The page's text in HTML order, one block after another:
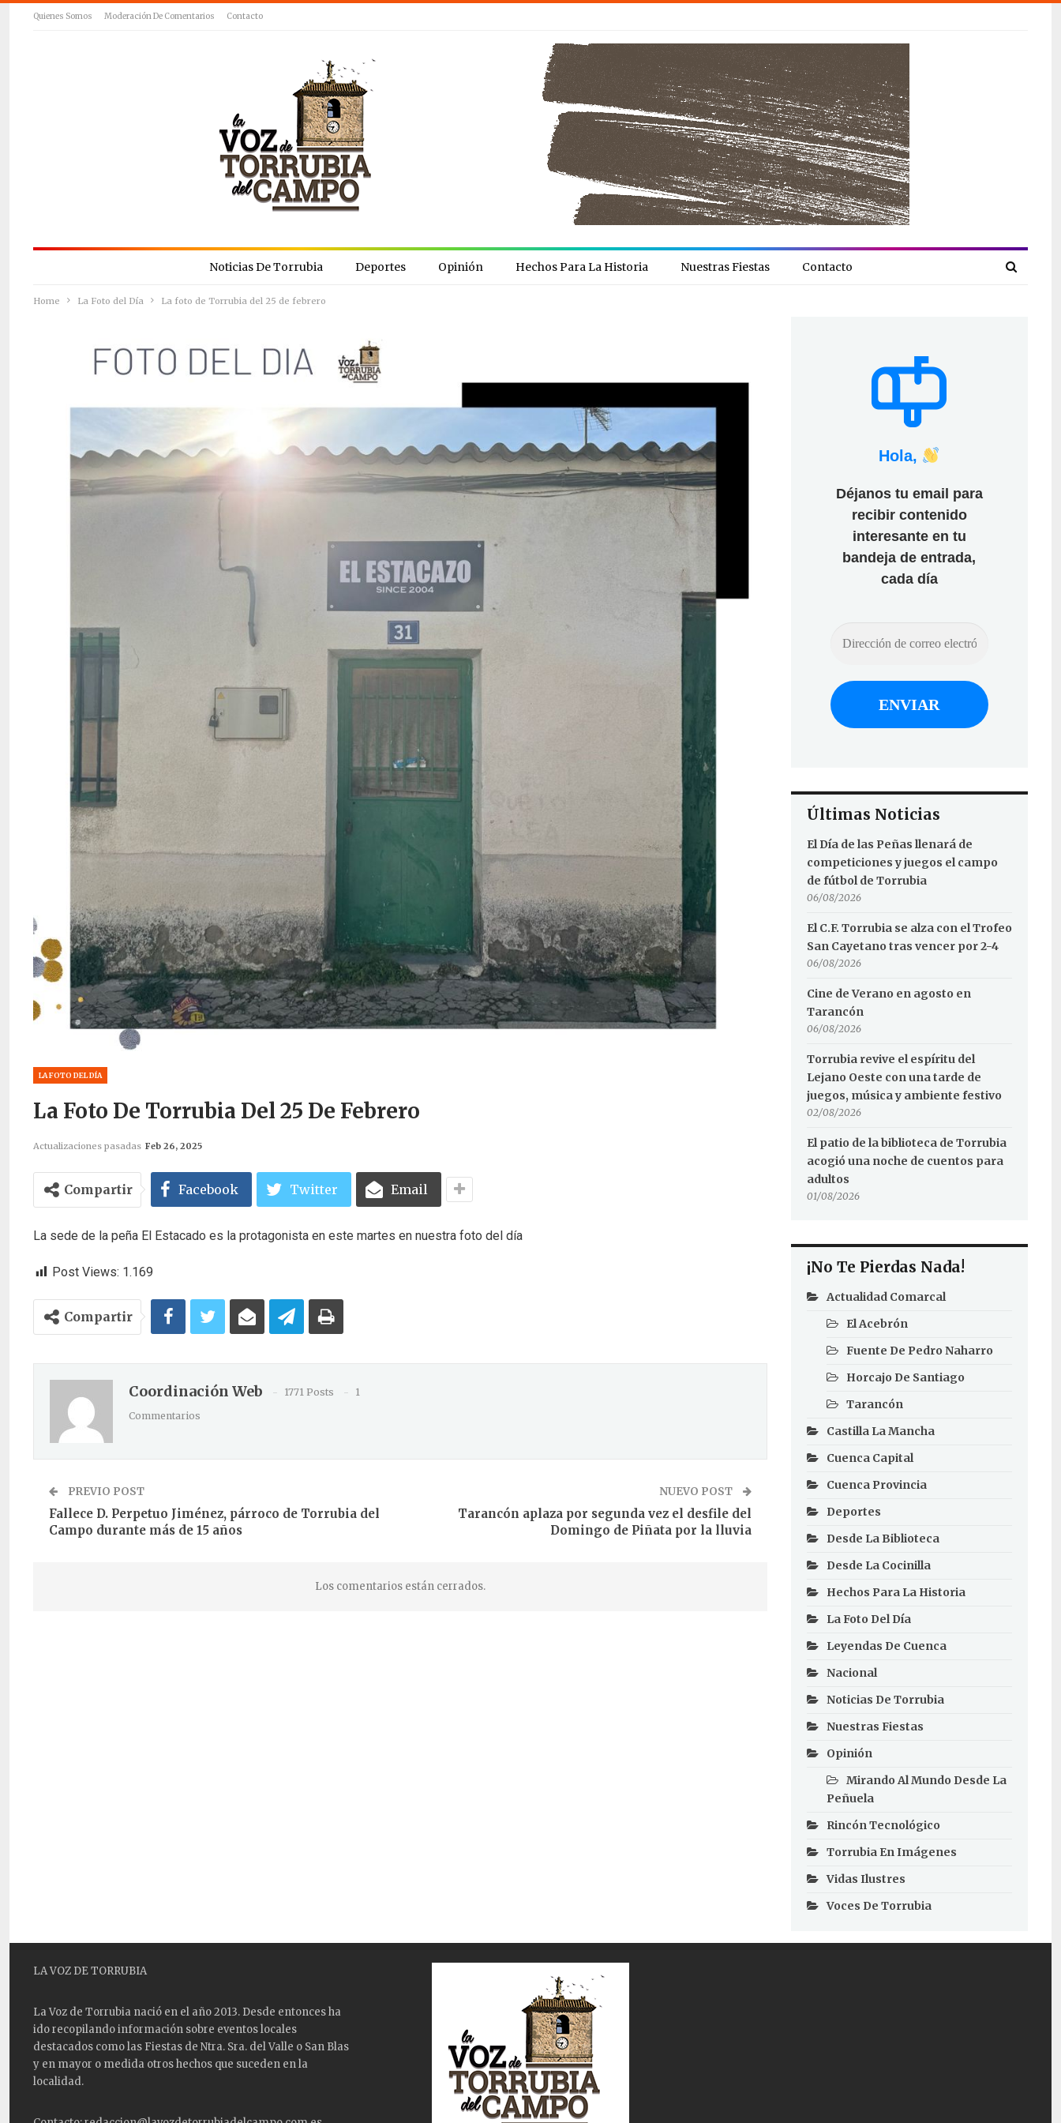
Quienes Somos Moderación De Comentarios Contacto
Noticias De Torrubia Deportes Opinión Hechos Para La Historia Nuestras Fiestas Contacto
Home La Foto del Día La foto de Torrubia del 25 de febrero
LA FOTO DEL DÍA
La Foto De Torrubia Del 25 De Febrero
Actualizaciones pasadas Feb 26, 2025
Compartir Facebook Twitter Email
La sede de la peña El Estacado es la protagonista en este martes en nuestra foto del día
Post Views: 1.169
Compartir
Coordinación Web 1771 Posts
1
Commentarios
PREVIO POST
Fallece D. Perpetuo Jiménez, párroco de Torrubia del
Campo durante más de 15 años
NUEVO POST
Tarancón aplaza por segunda vez el desfile del
Domingo de Piñata por la lluvia
Los comentarios están cerrados.
Hola,
Déjanos tu email para
recibir contenido
interesante en tu
bandeja de entrada,
cada día
Últimas Noticias
El Día de las Peñas llenará de
competiciones y juegos el campo
de fútbol de Torrubia
06/08/2026
El C.F. Torrubia se alza con el Trofeo
San Cayetano tras vencer por 2-4
06/08/2026
Cine de Verano en agosto en
Tarancón
06/08/2026
Torrubia revive el espíritu del
Lejano Oeste con una tarde de
juegos, música y ambiente festivo
02/08/2026
El patio de la biblioteca de Torrubia
acogió una noche de cuentos para
adultos
01/08/2026
¡No Te Pierdas Nada!
Actualidad Comarcal
El Acebrón
Fuente De Pedro Naharro
Horcajo De Santiago
Tarancón
Castilla La Mancha
Cuenca Capital
Cuenca Provincia
Deportes
Desde La Biblioteca
Desde La Cocinilla
Hechos Para La Historia
La Foto Del Día
Leyendas De Cuenca
Nacional
Noticias De Torrubia
Nuestras Fiestas
Opinión
Mirando Al Mundo Desde La
Peñuela
Rincón Tecnológico
Torrubia En Imágenes
Vidas Ilustres
Voces De Torrubia
LA VOZ DE TORRUBIA
La Voz de Torrubia nació en el año 2013. Desde entonces ha
ido recopilando información sobre eventos locales
destacados como las Fiestas de Ntra. Sra. del Valle o San Blas
y en mayor o medida otros hechos que suceden en la
localidad.